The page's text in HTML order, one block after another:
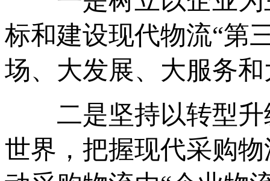
标和建设现代物流“第
场、大发展、大服务
二是坚持以转型升
世界，把握现代采购